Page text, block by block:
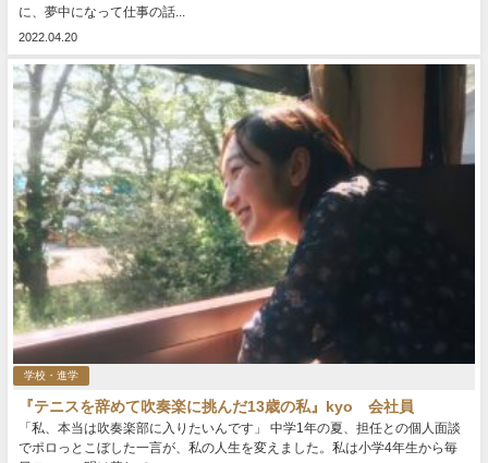
に、夢中になって仕事の話...
2022.04.20
学校・進学
『テニスを辞めて吹奏楽に挑んだ13歳の私』kyo 会社員
「私、本当は吹奏楽部に入りたいんです」 中学1年の夏、担任との個人面談
でポロっとこぼした一言が、私の人生を変えました。私は小学4年生から毎